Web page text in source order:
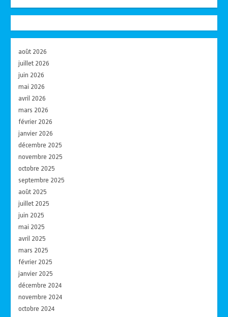
août 2026
juillet 2026
juin 2026
mai 2026
avril 2026
mars 2026
février 2026
janvier 2026
décembre 2025
novembre 2025
octobre 2025
septembre 2025
août 2025
juillet 2025
juin 2025
mai 2025
avril 2025
mars 2025
février 2025
janvier 2025
décembre 2024
novembre 2024
octobre 2024